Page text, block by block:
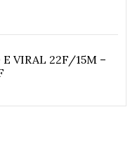
VIRAL 22F/15M –